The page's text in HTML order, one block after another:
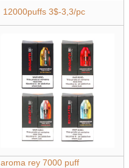
12000puffs 3$-3,3/pc
aroma rey 7000 puff